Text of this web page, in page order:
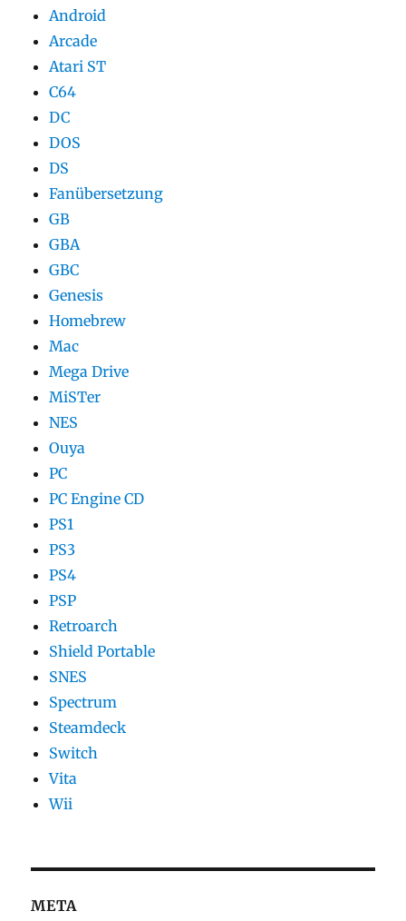
Android
Arcade
Atari ST
C64
DC
DOS
DS
Fanübersetzung
GB
GBA
GBC
Genesis
Homebrew
Mac
Mega Drive
MiSTer
NES
Ouya
PC
PC Engine CD
PS1
PS3
PS4
PSP
Retroarch
Shield Portable
SNES
Spectrum
Steamdeck
Switch
Vita
Wii
META